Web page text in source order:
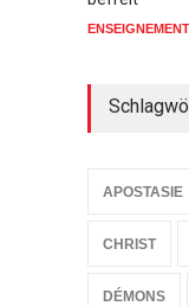
APOSTASIE
CHRIST
DÉMONS